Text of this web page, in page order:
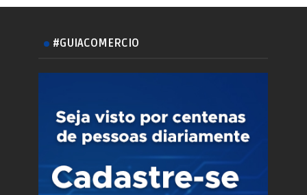
#GUIACOMERCIO